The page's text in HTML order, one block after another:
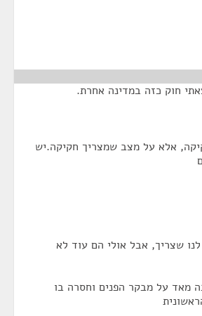
חוק כזה במדינה אחרת.
אלא על מצב שמצריך חקיקה.יש
שצריך, אבל אולי הם עוד לא
מאד על מבקר הפנים וחסרה בו